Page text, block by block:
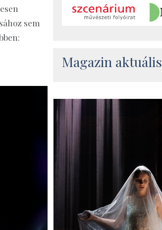
sem
Magazin aktuális